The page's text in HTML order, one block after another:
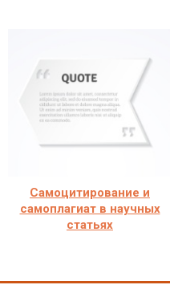
Самоцитирование и
самоплагиат в научных
статьях